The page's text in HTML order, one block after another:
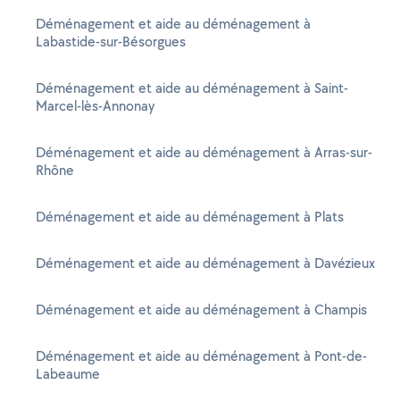
Déménagement et aide au déménagement à
Labastide-sur-Bésorgues
Déménagement et aide au déménagement à Saint-
Marcel-lès-Annonay
Déménagement et aide au déménagement à Arras-sur-
Rhône
Déménagement et aide au déménagement à Plats
Déménagement et aide au déménagement à Davézieux
Déménagement et aide au déménagement à Champis
Déménagement et aide au déménagement à Pont-de-
Labeaume